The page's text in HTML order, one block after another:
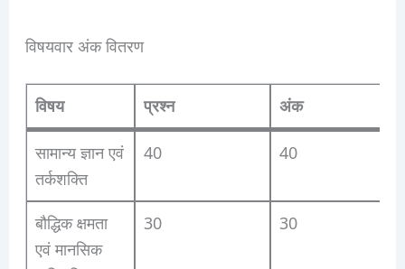
विषयवार अंक वितरण
विषय प्रश्न अंक
सामान्य ज्ञान एवं
तर्कशक्ति
40 40
बौद्धिक क्षमता
एवं मानसिक
30 30